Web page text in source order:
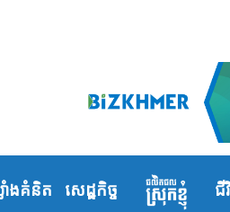
ាំង​គំនិត សេដ្ឋកិច្ច ជី